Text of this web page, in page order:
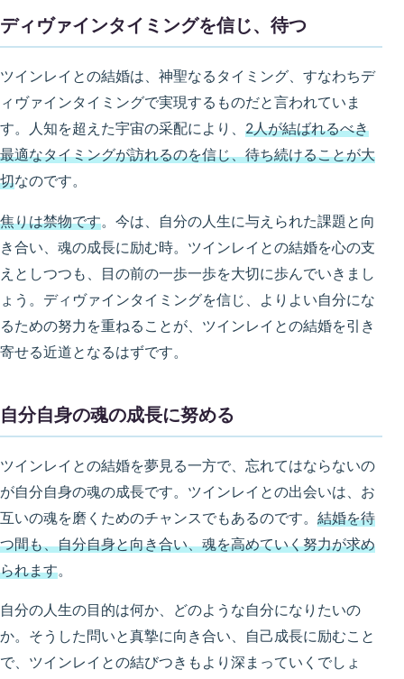
ディヴァインタイミングを信じ、待つ
ツインレイとの結婚は、神聖なるタイミング、すなわちデ
ィヴァインタイミングで実現するものだと言われていま
す。人知を超えた宇宙の采配により、 2人が結ばれるべき
最適なタイミングが訪れるのを信じ、待ち続けることが大
切なのです。
焦りは禁物です。今は、自分の人生に与えられた課題と向
き合い、魂の成長に励む時。ツインレイとの結婚を心の支
えとしつつも、目の前の一歩一歩を大切に歩んでいきまし
ょう。ディヴァインタイミングを信じ、よりよい自分にな
るための努力を重ねることが、ツインレイとの結婚を引き
寄せる近道となるはずです。
自分自身の魂の成長に努める
ツインレイとの結婚を夢見る一方で、忘れてはならないの
が自分自身の魂の成長です。ツインレイとの出会いは、お
互いの魂を磨くためのチャンスでもあるのです。 結婚を待
つ間も、自分自身と向き合い、魂を高めていく努力が求め
られます。
自分の人生の目的は何か、どのような自分になりたいの
か。そうした問いと真摯に向き合い、自己成長に励むこと
で、ツインレイとの結びつきもより深まっていくでしょ